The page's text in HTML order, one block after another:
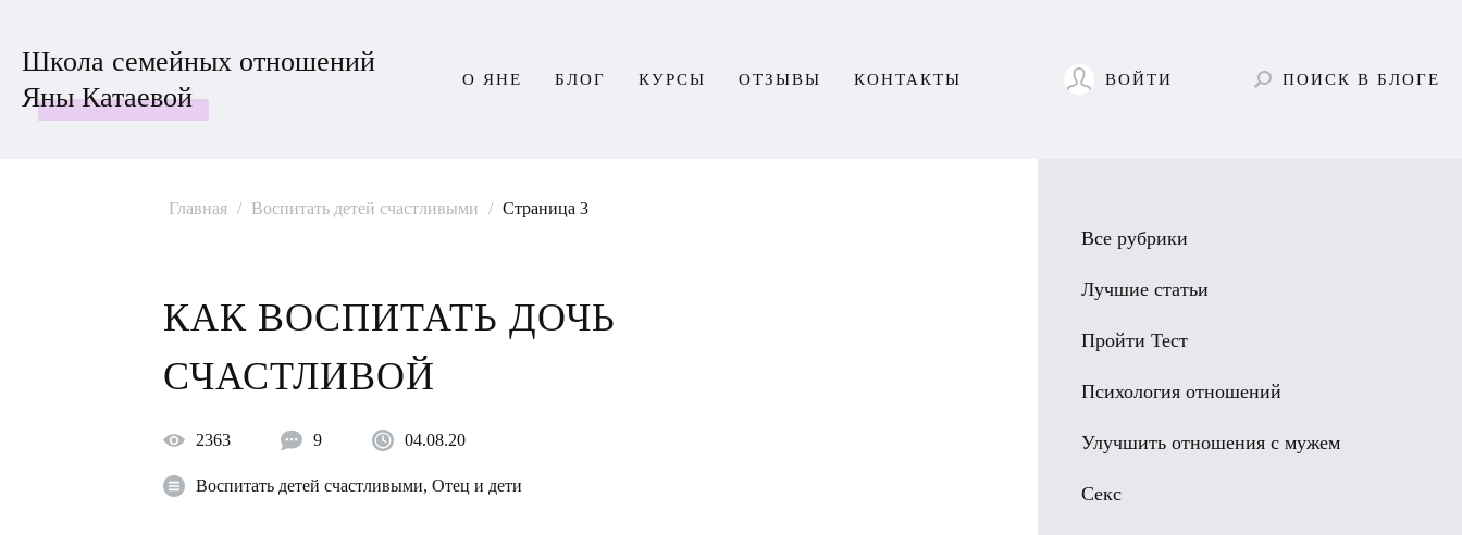
Школа семейных отношений
Яны Катаевой
О ЯНЕ БЛОГ КУРСЫ ОТЗЫВЫ КОНТАКТЫ ВОЙТИ ПОИСК В БЛОГЕ
Главная / Воспитать детей счастливыми / Страница 3
ВОСПИТАТЬ
СЧАСТЛИВЫМИ
КАК ВОСПИТАТЬ ДОЧЬ
СЧАСТЛИВОЙ
2363 9 04.08.20
Воспитать детей счастливыми, Отец и дети
Все рубрики
Лучшие статьи
Пройти Тест
Психология отношений
Улучшить отношения с мужем
Секс